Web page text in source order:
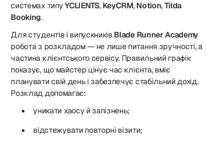
системах типуYCLIENTS, KeyCRM,Notion,Tilda
Booking.
Для студентів і випускниківBlade Runner Academy
робота з розкладом — не лише питання зручності, а
частина клієнтського сервісу. Правильний графік
показує, що майстер цінує час клієнта, вміє
планувати свій день і забезпечує стабільний дохід.
Розклад допомагає:
уникати хаосу й запізнень;
відстежувати повторні візити;